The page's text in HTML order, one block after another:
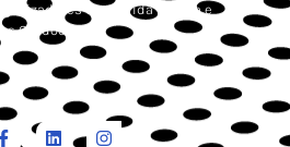
de Corrida de Rua e
Outdoor